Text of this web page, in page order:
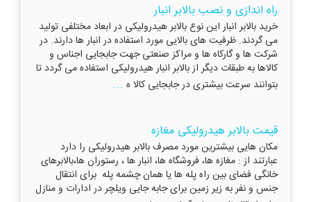
راه اندازی و نصب بالابر انبار
خرید بالابر انبار این نوع بالابر هیدرولیکی در ابعاد مختلفی تولید
می گردند. ظرفیت های بالایی مورد استفاده در انبار ها دارند. در
شرکت ها و گارکاه ها و مراکز صنعتی جهت جابجایی اجناس و
کالاها به طبقات دیگر از بالابر انبار هیدرولیکی استفاده می گردد تا
بتوانند سرعت بیشتری در جابجایی کالا ه ...
قیمت بالابر هیدرولیکی مغازه
مکان هایی بیشترین مورد مصرف بالابر هیدرولیکی را دارد
عبارتند از : مغازه ها، فروشگاه ها، انبار ها ، رستوران ها،بالابرهای
خانگی فضای بین راه پله ها یا همان چشمه پله برای انتقال
جنس و نفر به زیر زمین برای جابه جایی ویلچر در ادارات و منازل